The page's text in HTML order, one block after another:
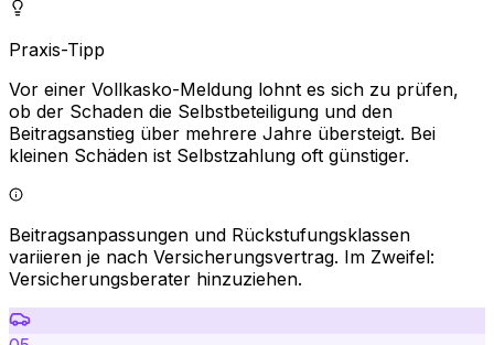
Praxis-Tipp
Vor einer Vollkasko-Meldung lohnt es sich zu prüfen,
ob der Schaden die Selbstbeteiligung und den
Beitragsanstieg über mehrere Jahre übersteigt. Bei
kleinen Schäden ist Selbstzahlung oft günstiger.
Beitragsanpassungen und Rückstufungsklassen
variieren je nach Versicherungsvertrag. Im Zweifel:
Versicherungsberater hinzuziehen.